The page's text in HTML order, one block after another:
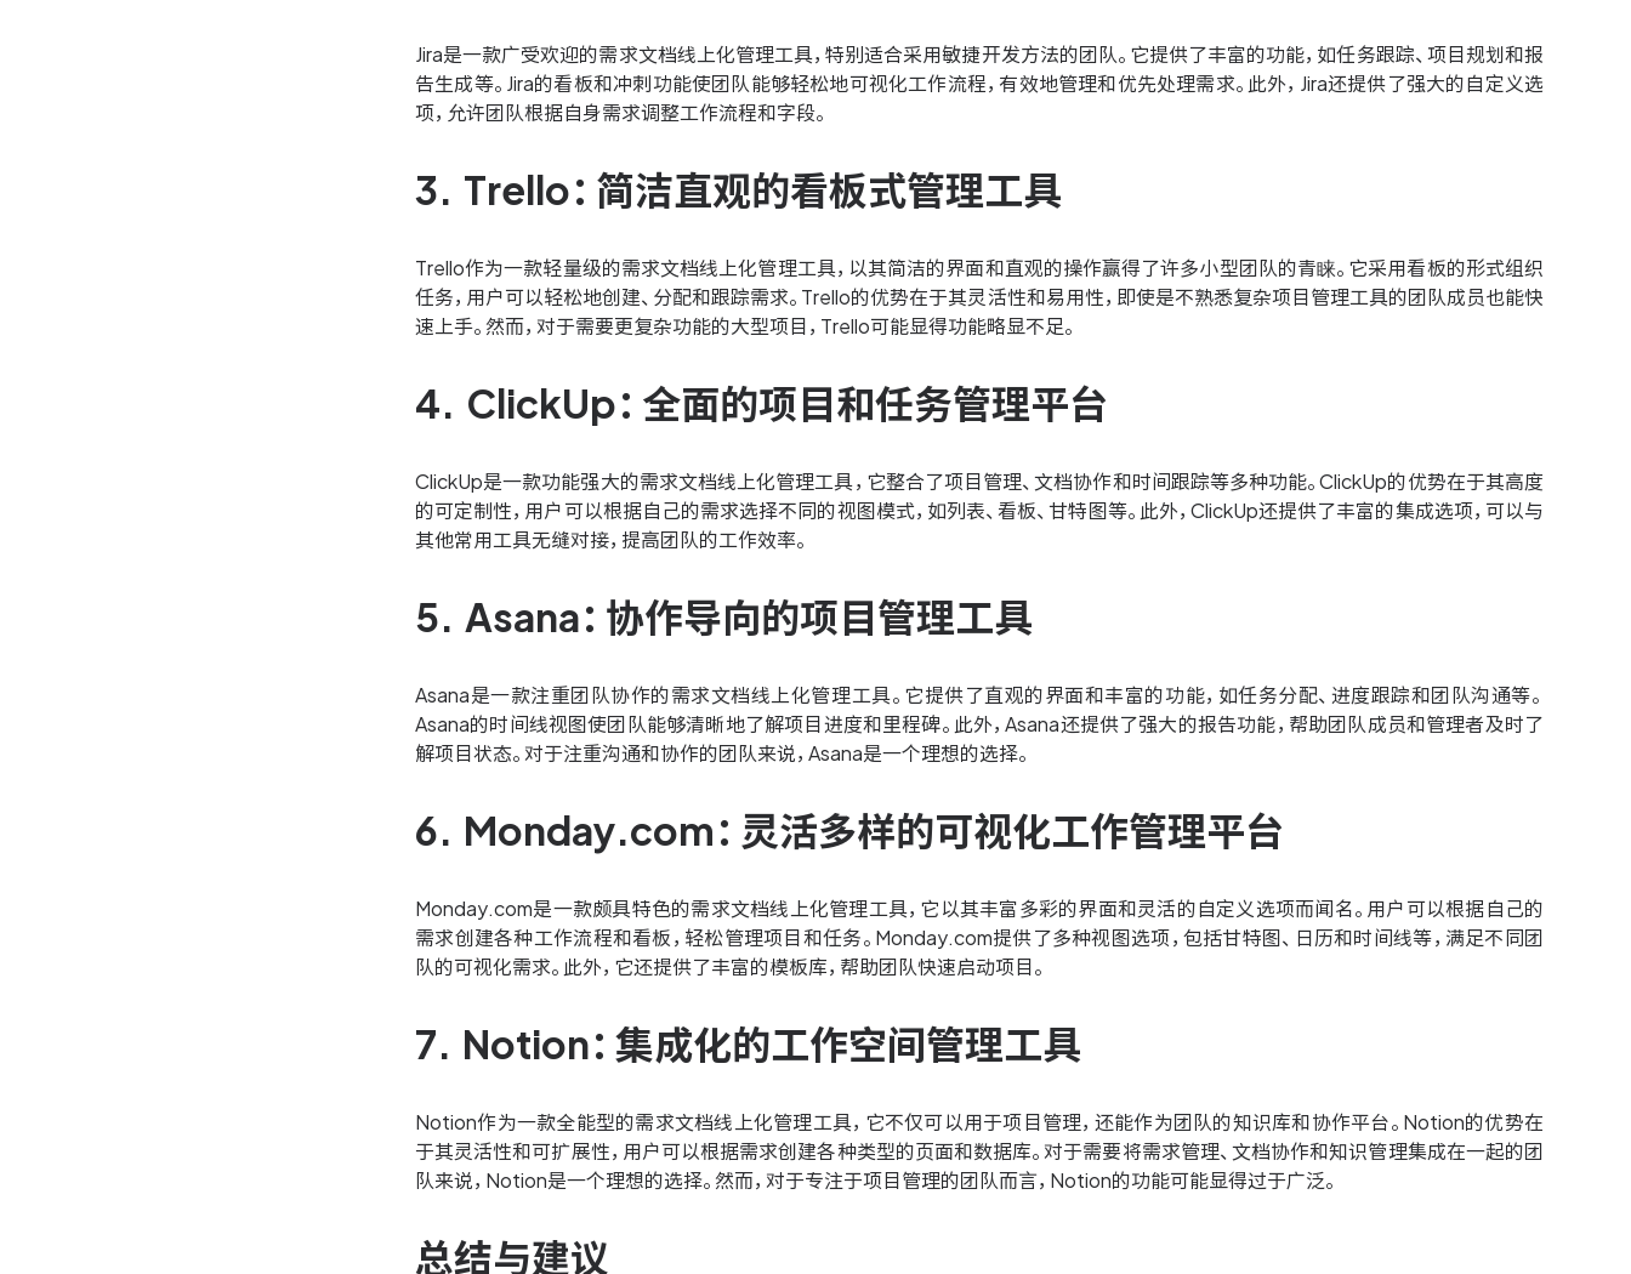
Jira是一款广受欢迎的需求文档线上化管理工具，特别适合采用敏捷开发方法的团队。它提供了丰富的功能，如任务跟踪、项目规划和报
告生成等。Jira的看板和冲刺功能使团队能够轻松地可视化工作流程，有效地管理和优先处理需求。此外，Jira还提供了强大的自定义选
项，允许团队根据自身需求调整工作流程和字段。
3. Trello：简洁直观的看板式管理工具
Trello作为一款轻量级的需求文档线上化管理工具，以其简洁的界面和直观的操作赢得了许多小型团队的青睐。它采用看板的形式组织
任务，用户可以轻松地创建、分配和跟踪需求。Trello的优势在于其灵活性和易用性，即使是不熟悉复杂项目管理工具的团队成员也能快
速上手。然而，对于需要更复杂功能的大型项目，Trello可能显得功能略显不足。
4. ClickUp：全面的项目和任务管理平台
ClickUp是一款功能强大的需求文档线上化管理工具，它整合了项目管理、文档协作和时间跟踪等多种功能。ClickUp的优势在于其高度
的可定制性，用户可以根据自己的需求选择不同的视图模式，如列表、看板、甘特图等。此外，ClickUp还提供了丰富的集成选项，可以与
其他常用工具无缝对接，提高团队的工作效率。
5. Asana：协作导向的项目管理工具
Asana是一款注重团队协作的需求文档线上化管理工具。它提供了直观的界面和丰富的功能，如任务分配、进度跟踪和团队沟通等。
Asana的时间线视图使团队能够清晰地了解项目进度和里程碑。此外，Asana还提供了强大的报告功能，帮助团队成员和管理者及时了
解项目状态。对于注重沟通和协作的团队来说，Asana是一个理想的选择。
6. Monday.com：灵活多样的可视化工作管理平台
Monday.com是一款颇具特色的需求文档线上化管理工具，它以其丰富多彩的界面和灵活的自定义选项而闻名。用户可以根据自己的
需求创建各种工作流程和看板，轻松管理项目和任务。Monday.com提供了多种视图选项，包括甘特图、日历和时间线等，满足不同团
队的可视化需求。此外，它还提供了丰富的模板库，帮助团队快速启动项目。
7. Notion：集成化的工作空间管理工具
Notion作为一款全能型的需求文档线上化管理工具，它不仅可以用于项目管理，还能作为团队的知识库和协作平台。Notion的优势在
于其灵活性和可扩展性，用户可以根据需求创建各种类型的页面和数据库。对于需要将需求管理、文档协作和知识管理集成在一起的团
队来说，Notion是一个理想的选择。然而，对于专注于项目管理的团队而言，Notion的功能可能显得过于广泛。
总结与建议